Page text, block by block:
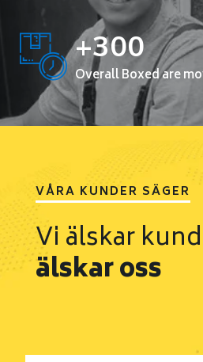
+300
Overall Boxed are
VÅRA KUNDER SÄGER
Vi älskar
älskar oss